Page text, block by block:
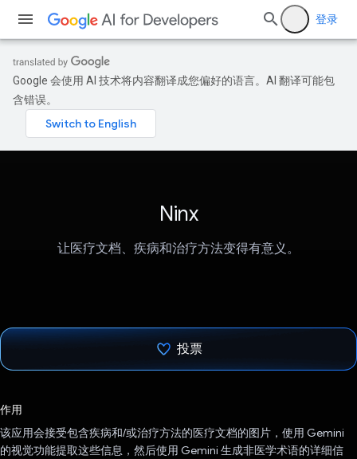
登录
Google 会使用 AI 技术将内容翻译成您偏好的语言。AI 翻译可能包
含错误。
Ninx
让医疗文档、疾病和治疗方法变得有意义。
投票
作用
该应用会接受包含疾病和/或治疗方法的医疗文档的图片，使用 Gemini
的视觉功能提取这些信息，然后使用 Gemini 生成非医学术语的详细信